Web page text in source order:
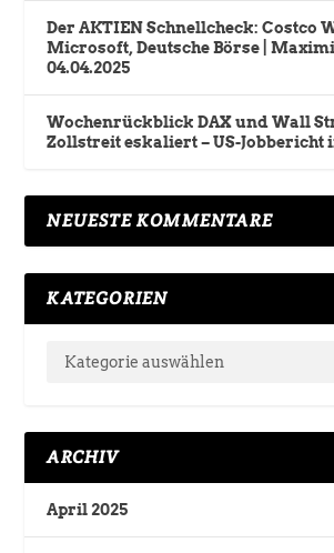
Der AKTIEN Schnellcheck: Costco
Microsoft, Deutsche Börse |
04.04.2025
Wochenrückblick DAX und Wall
Zollstreit eskaliert – US-Jobbericht
NEUESTE KOMMENTARE
KATEGORIEN
ARCHIV
April 2025